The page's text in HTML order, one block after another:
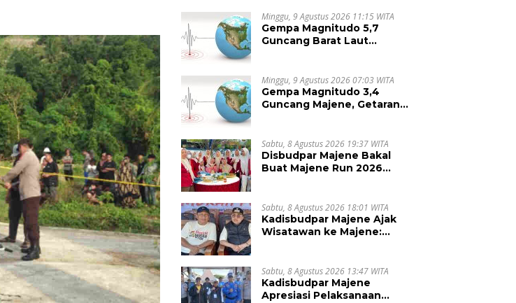
Minggu, 9 Agustus 2026 11:15 WITA
Gempa Magnitudo 5,7
Guncang Barat Laut
Minggu, 9 Agustus 2026 07:03 WITA
Gempa Magnitudo 3,4
Guncang Majene, Getaran
Sabtu, 8 Agustus 2026 19:37 WITA
Disbudpar Majene Bakal
Buat Majene Run 2026
Sabtu, 8 Agustus 2026 18:01 WITA
Kadisbudpar Majene Ajak
Wisatawan ke Majene:
Sabtu, 8 Agustus 2026 13:47 WITA
Kadisbudpar Majene
Apresiasi Pelaksanaan